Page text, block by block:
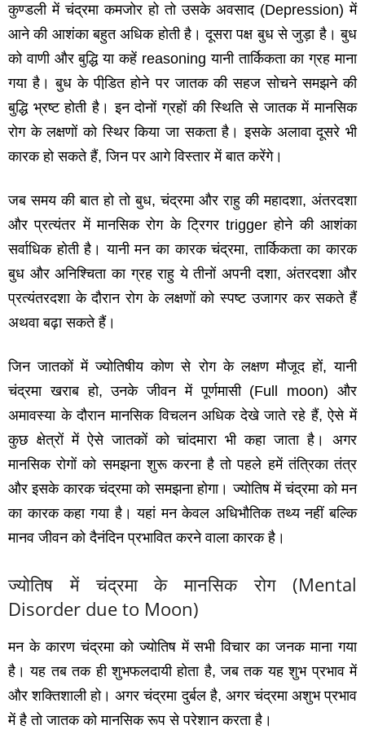
कुण्‍डली में चंद्रमा कमजोर हो तो उसके अवसाद (Depression)में
आने की आशंका बहुत अधिक होती है। दूसरा पक्ष बुध से जुड़ा है। बुध
को वाणी और बुद्धि या कहें reasoningयानी तार्किकता का ग्रह माना
गया है। बुध के पीडि़त होने पर जातक की सहज सोचने समझने की
बुद्धि भ्रष्‍ट होती है। इन दोनों ग्रहों की स्थिति से जातक में मानसिक
रोग के लक्षणों को स्थिर किया जा सकता है। इसके अलावा दूसरे भी
कारक हो सकते हैं,जिन पर आगे विस्‍तार में बात करेंगे।
जब समय की बात हो तो बुध,चंद्रमा और राहु की महादशा, अंतरदशा
और प्रत्‍यंतर में मानसिक रोग के ट्रिगरtriggerहोने की आशंका
सर्वाधिक होती है। यानी मन का कारक चंद्रमा,तार्किकता का कारक
बुध और अनिश्चिता का ग्रह राहु ये तीनों अपनी दशा,अंतरदशा और
प्रत्‍यंतरदशा के दौरान रोग के लक्षणों को स्‍पष्‍ट उजागर कर सकते हैं
अथवा बढ़ा सकते हैं।
जिन जातकों में ज्‍योतिषीय कोण से रोग के लक्षण मौजूद हों,यानी
चंद्रमा खराब हो,उनके जीवन में पूर्णमासी (Full moon)और
अमावस्‍या के दौरान मानसिक विचलन अधिक देखे जाते रहे हैं,ऐसे में
कुछ क्षेत्रों में ऐसे जातकों को चांदमारा भी कहा जाता है। अगर
मानसिक रोगों को समझना शुरू करना है तो पहले हमें तंत्रिका तंत्र
और इसके कारक चंद्रमा को समझना होगा। ज्‍योतिष में चंद्रमा को मन
का कारक कहा गया है। यहां मन केवल अधिभौतिक तथ्‍य नहीं बल्कि
मानव जीवन को दैनंदिन प्रभावित करने वाला कारक है।
ज्‍योतिष में चंद्रमा के मानसिक रोग (Mental
Disorder due to Moon)
मन के कारण चंद्रमा को ज्‍योतिष में सभी विचार का जनक माना गया
है। यह तब तक ही शुभफलदायी होता है,जब तक यह शुभ प्रभाव में
और शक्तिशाली हो। अगर चंद्रमा दुर्बल है, अगर चंद्रमा अशुभ प्रभाव
में है तो जातक को मानसिक रूप से परेशान करता है।